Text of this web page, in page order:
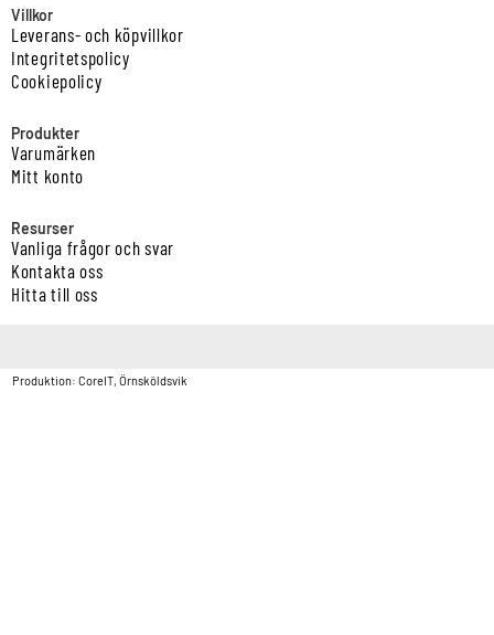
Villkor
Leverans- och köpvillkor
Integritetspolicy
Cookiepolicy
Produkter
Varumärken
Mitt konto
Resurser
Vanliga frågor och svar
Kontakta oss
Hitta till oss
Produktion: CoreIT, Örnsköldsvik